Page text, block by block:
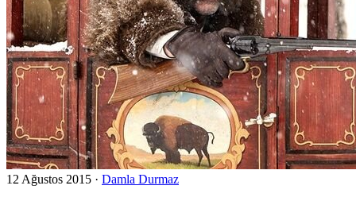
12 Ağustos 2015 · Damla Durmaz